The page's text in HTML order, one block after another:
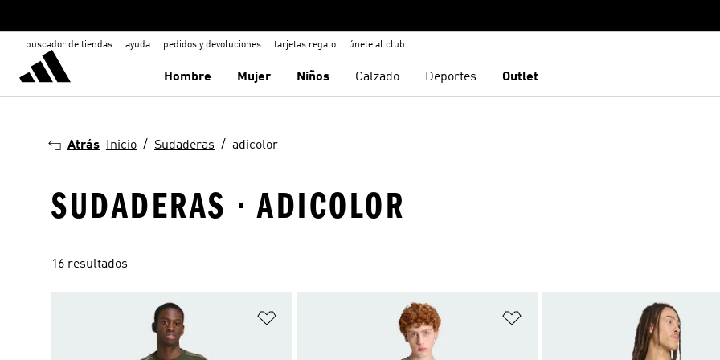
buscador de tiendas ayuda pedidos y devoluciones tarjetas regalo únete al club
Hombre Mujer Niños Calzado Deportes Outlet
Atrás Inicio Sudaderas adicolor
SUDADERAS · ADICOLOR
16 resultados
Añadir a la lista de deseos Añadir a la lista de deseos